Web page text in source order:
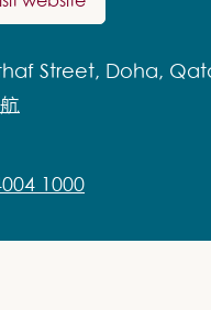
Street, Doha,
1000